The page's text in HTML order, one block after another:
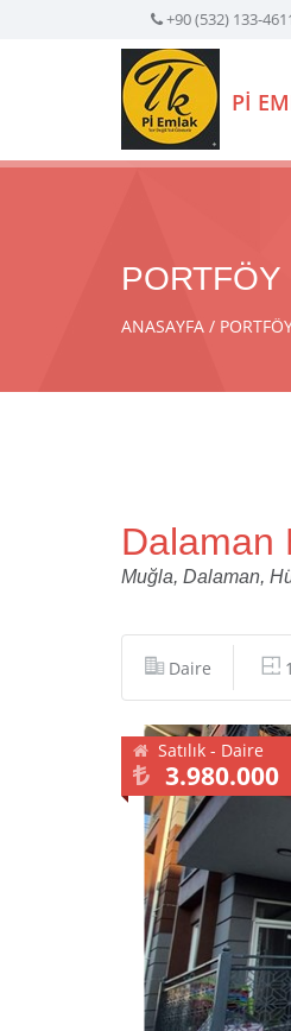
+90 (532) 133-
Pİ
PORTFÖY
ANASAYFA
Dalaman
Muğla, Dalaman,
Daire
Satılık - Daire
3.980.000